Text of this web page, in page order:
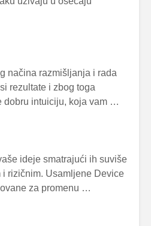
načina razmišljanja i rada
rezultate i zbog toga
dobru intuiciju, koja vam …
ideje smatrajući ih suviše
rizičnim. Usamljene Device
za promenu …